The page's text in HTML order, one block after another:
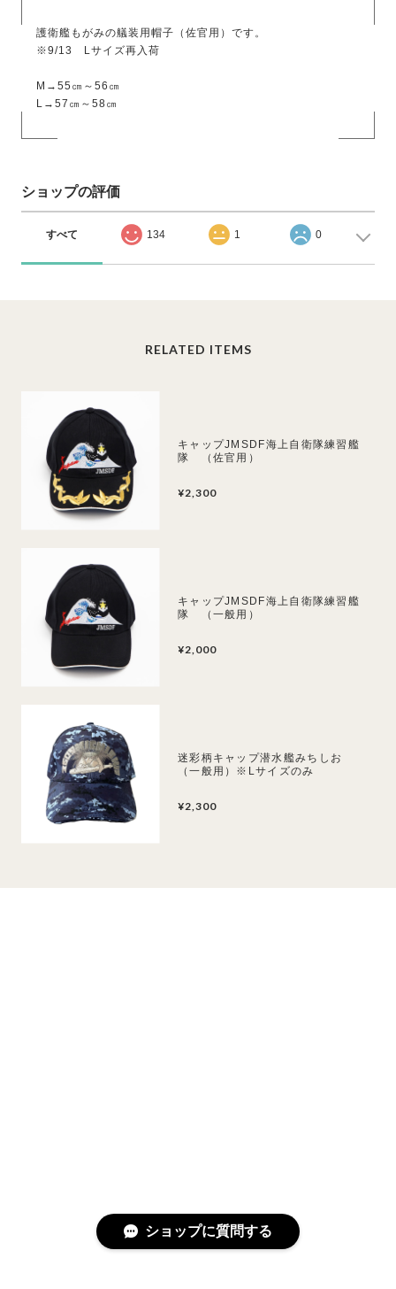
護衛艦もがみの艤装用帽子（佐官用）です。
※9/13 Lサイズ再入荷
M→55㎝～56㎝
L→57㎝～58㎝
ショップの評価
すべて 134 1 0
RELATED ITEMS
キャップJMSDF海上自衛隊練習艦
隊 （佐官用）
¥2,300
キャップJMSDF海上自衛隊練習艦
隊 （一般用）
¥2,000
迷彩柄キャップ潜水艦みちしお
（一般用）※Lサイズのみ
¥2,300
ショップに質問する